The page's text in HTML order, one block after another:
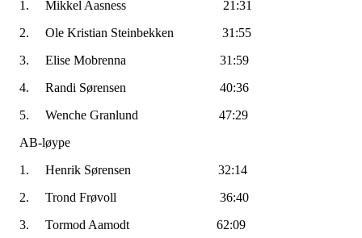
1. Mikkel Aasness 21:31
2. Ole Kristian Steinbekken 31:55
3. Elise Mobrenna 31:59
4. Randi Sørensen 40:36
5. Wenche Granlund 47:29
AB-løype
1. Henrik Sørensen 32:14
2. Trond Frøvoll 36:40
3. Tormod Aamodt 62:09